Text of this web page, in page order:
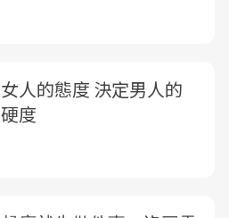
女人的態度 決定男人的
硬度